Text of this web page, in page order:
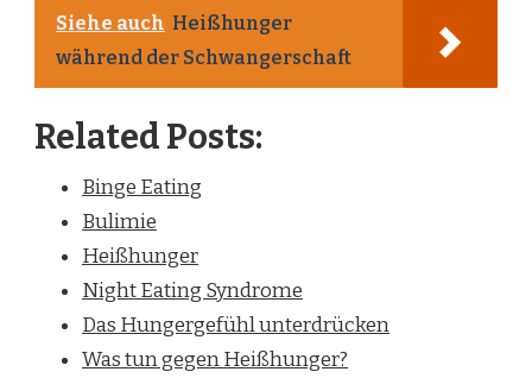
Siehe auch Heißhunger
während der Schwangerschaft
Related Posts:
Binge Eating
Bulimie
Heißhunger
Night Eating Syndrome
Das Hungergefühl unterdrücken
Was tun gegen Heißhunger?